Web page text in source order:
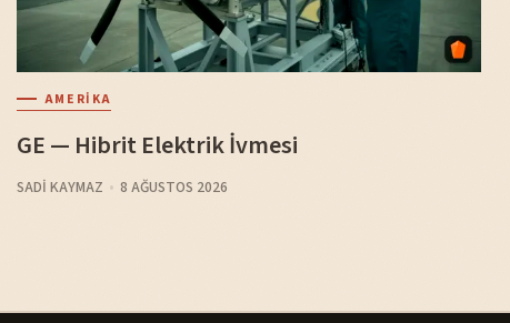
AMERIKA
GE — Hibrit Elektrik İvmesi
SADI KAYMAZ 8 AĞUSTOS 2026